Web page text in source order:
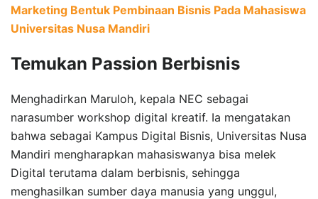
Marketing Bentuk Pembinaan Bisnis Pada Mahasiswa
Universitas Nusa Mandiri
Temukan Passion Berbisnis
Menghadirkan Maruloh, kepala NEC sebagai
narasumber workshop digital kreatif. Ia mengatakan
bahwa sebagai Kampus Digital Bisnis, Universitas Nusa
Mandiri mengharapkan mahasiswanya bisa melek
Digital terutama dalam berbisnis, sehingga
menghasilkan sumber daya manusia yang unggul,